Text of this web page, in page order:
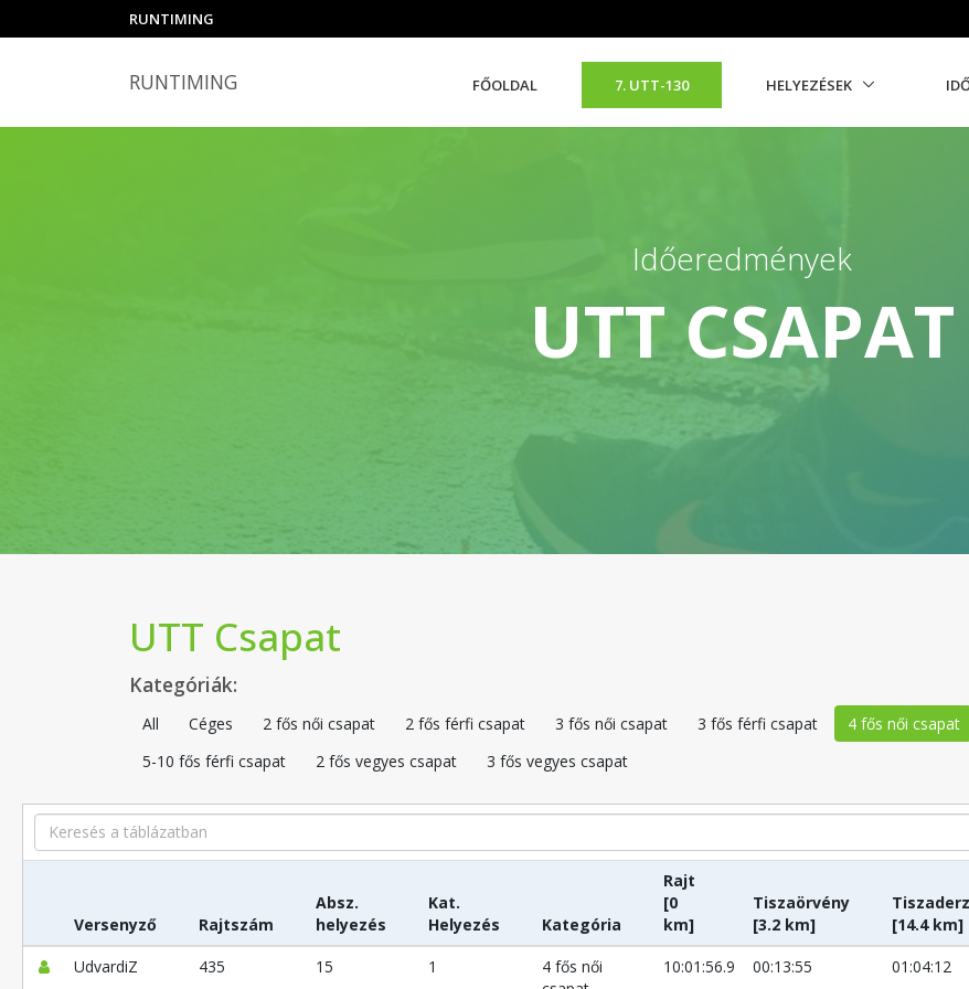
RUNTIMING
RUNTIMING FŐOLDAL 7. UTT-130 HELYEZÉSEK
Időeredmények
UTT CSAPAT
UTT Csapat
Kategóriák:
All Céges 2 fős női csapat 2 fős férfi csapat 3 fős női csapat 3 fős férfi csapat 4 fős női csapat
5-10 fős férfi csapat
2 fős vegyes csapat 3 fős vegyes csapat
Search
Versenyző Rajtszám
Absz.
helyezés
Kat.
Helyezés
Kategória
Rajt
[0
km]
Tiszaörvény
[3.2 km]
[14.4 km]
UdvardiZ
435 15 1
4 fős női
10:01:56.9 00:13:55 01:04:12